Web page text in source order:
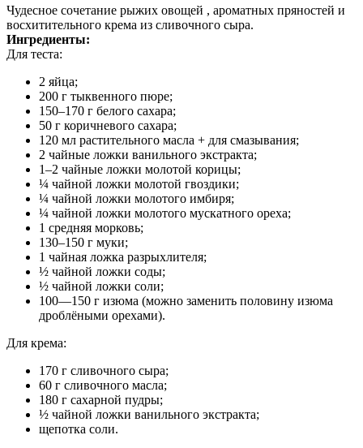
Чудесное сочетание рыжих овощей , ароматных пряностей и
восхитительного крема из сливочного сыра.
Ингредиенты:
Для теста:
2 яйца;
200 г тыквенного пюре;
150–170 г белого сахара;
50 г коричневого сахара;
120 мл растительного масла + для смазывания;
2 чайные ложки ванильного экстракта;
1–2 чайные ложки молотой корицы;
¼ чайной ложки молотой гвоздики;
¼ чайной ложки молотого имбиря;
¼ чайной ложки молотого мускатного ореха;
1 средняя морковь;
130–150 г муки;
1 чайная ложка разрыхлителя;
½ чайной ложки соды;
½ чайной ложки соли;
100—150 г изюма (можно заменить половину изюма
дроблёными орехами).
Для крема:
170 г сливочного сыра;
60 г сливочного масла;
180 г сахарной пудры;
½ чайной ложки ванильного экстракта;
щепотка соли.